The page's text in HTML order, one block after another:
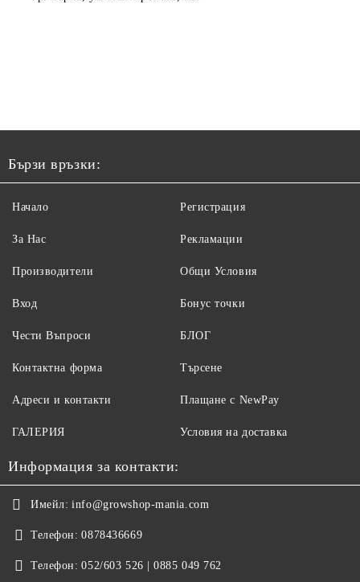
Бързи връзки:
Начало
За Нас
Производители
Вход
Регистрация
Рекламации
Общи Условия
Бонус точки
Чести Въпроси
Контактна форма
Адреси и контакти
ГАЛЕРИЯ
БЛОГ
Търсене
Плащане с NewPay
Условия на доставка
Информация за контакти:
Имейл: info@growshop-mania.com
Телефон: 0878436669
Телефон: 052/603 526 | 0885 049 762